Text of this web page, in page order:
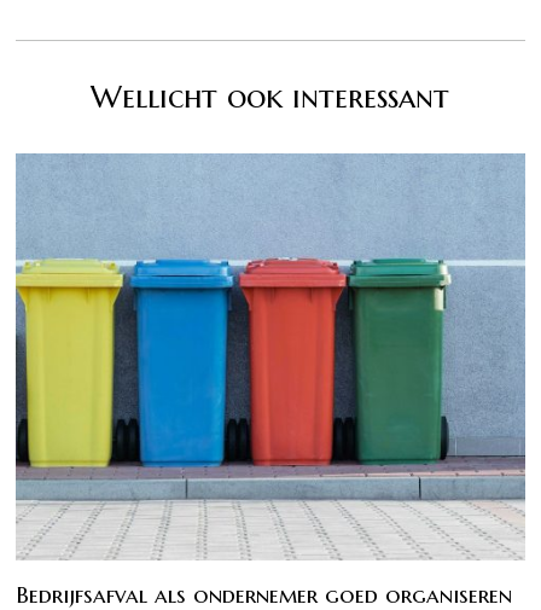
Wellicht ook interessant
Bedrijfsafval als ondernemer goed organiseren